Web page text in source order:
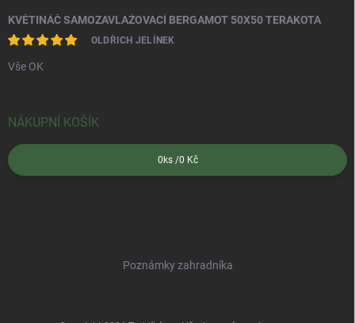
KVĚTINÁČ SAMOZAVLAŽOVACÍ BERGAMOT 50X50 TERAKOTA
OLDŘICH JELÍNEK
Vše OK
NÁKUPNÍ KOŠÍK
0ks /0 Kč
Poznámky zahradníka